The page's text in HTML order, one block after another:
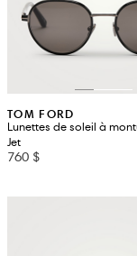
TOM FORD
Lunettes de soleil à
Jet
760 $